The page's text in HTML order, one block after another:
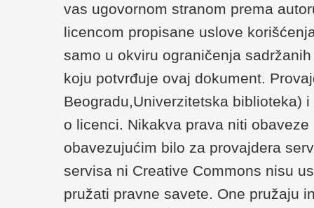
vas ugovornom stranom prema
licencom propisane uslove
samo u okviru ograničenja
koju potvrđuje ovaj dokument.
Beogradu,Univerzitetska biblioteka)
o licenci. Nikakva prava niti
obavezujućim bilo za provajdera
servisa ni Creative Commons nisu
pružati pravne savete. One pružaju